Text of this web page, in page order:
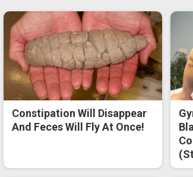
Constipation Will Disappear
And Feces Will Fly At Once!